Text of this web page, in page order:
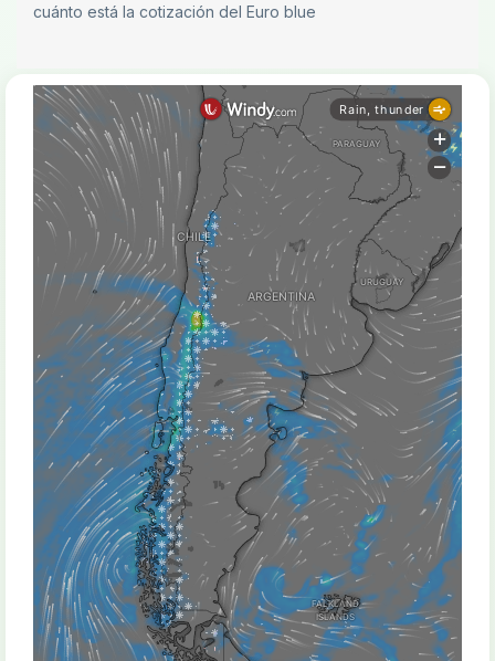
cuánto está la cotización del Euro blue